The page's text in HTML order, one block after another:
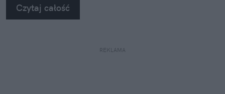
Czytaj całość
REKLAMA